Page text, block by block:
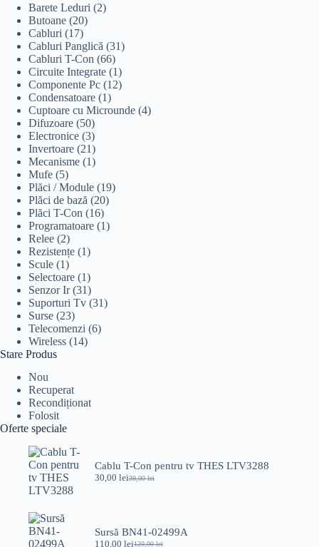
Barete Leduri (2)
Butoane (20)
Cabluri (17)
Cabluri Panglică (31)
Cabluri T-Con (66)
Circuite Integrate (1)
Componente Pc (12)
Condensatoare (1)
Cuptoare cu Microunde (4)
Difuzoare (50)
Electronice (3)
Invertoare (21)
Mecanisme (1)
Mufe (5)
Plăci / Module (19)
Plăci de bază (20)
Plăci T-Con (16)
Programatoare (1)
Relee (2)
Rezistențe (1)
Scule (1)
Selectoare (1)
Senzor Ir (31)
Suporturi Tv (31)
Surse (23)
Telecomenzi (6)
Wireless (14)
Stare Produs
Nou
Recuperat
Recondiționat
Folosit
Oferte speciale
Cablu T-Con pentru tv THES LTV3288
39,00lei
Prețul
39,00 lei.
30,00 leiPrețul
Sursă BN41-02499A
120,00lei
110,00 lei